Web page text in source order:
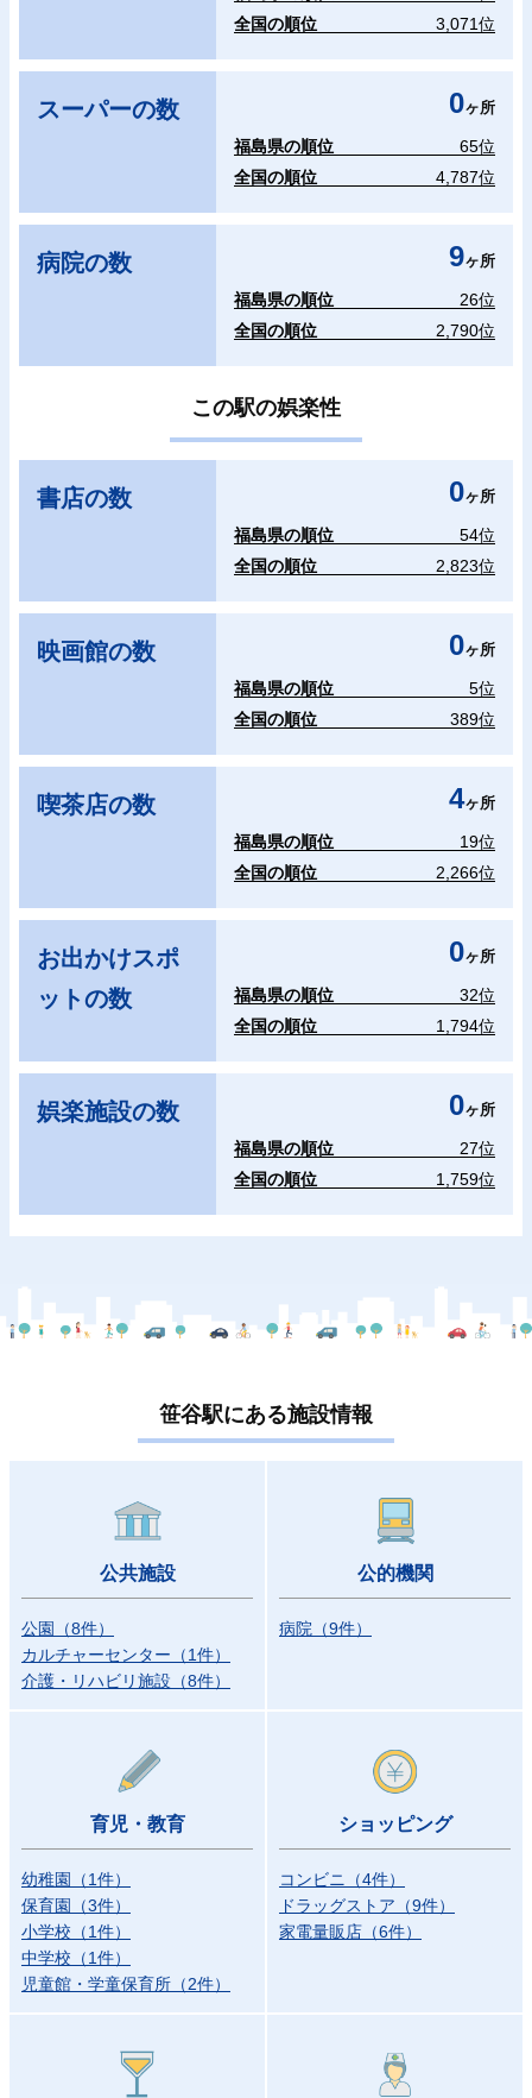
全国の順位
3,071位
スーパーの数 0ヶ所
福島県の順位
65位
全国の順位
4,787位
病院の数 9ヶ所
福島県の順位
26位
全国の順位
2,790位
この駅の娯楽性
書店の数 0ヶ所
福島県の順位
54位
全国の順位
2,823位
映画館の数 0ヶ所
福島県の順位
5位
全国の順位
389位
喫茶店の数 4ヶ所
福島県の順位
19位
全国の順位
2,266位
お出かけスポ
ットの数
0ヶ所
福島県の順位
32位
全国の順位
1,794位
娯楽施設の数 0ヶ所
福島県の順位
27位
全国の順位
1,759位
笹谷駅にある施設情報
公共施設
公園 （8件）
カルチャーセンター （1件）
介護・リハビリ施設 （8件）
公的機関
病院 （9件）
育児・教育
幼稚園 （1件）
保育園
（3件）
小学校 （1件）
中学校 （1件）
児童館・学童保育所 （2件）
ショッピング
コンビニ （4件）
ドラッグストア （9件）
家電量販店 （6件）